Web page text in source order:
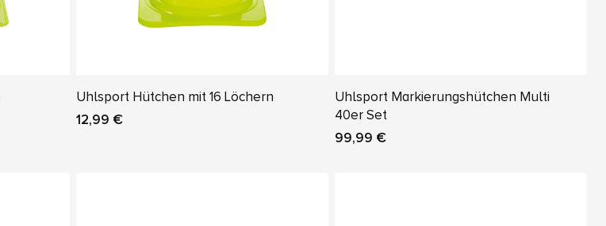
Uhlsport Hütchen mit 16 Löchern
12,99 €
Uhlsport Markierungshütchen Multi
40er Set
99,99 €